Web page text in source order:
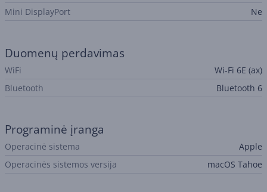
Mini DisplayPort
Ne
Duomenų perdavimas
WiFi
Wi-Fi 6E (ax)
Bluetooth
Bluetooth 6
Programinė įranga
Operacinė sistema
Apple
Operacinės sistemos versija
macOS Tahoe